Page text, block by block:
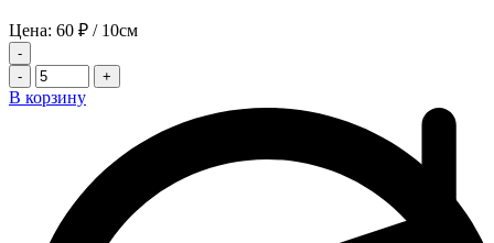
Цена: 60 ₽ / 10см
-
-
+
В корзину